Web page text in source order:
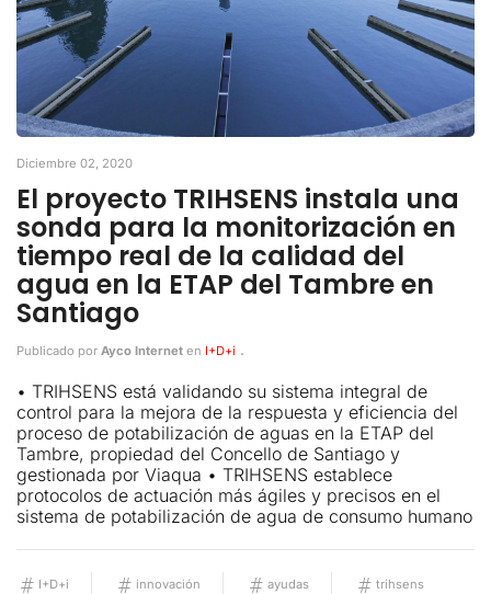
Diciembre 02, 2020
El proyecto TRIHSENS instala una
sonda para la monitorización en
tiempo real de la calidad del
agua en la ETAP del Tambre en
Santiago
Publicado por Ayco Internet en I+D+i .
• TRIHSENS está validando su sistema integral de
control para la mejora de la respuesta y eficiencia del
proceso de potabilización de aguas en la ETAP del
Tambre, propiedad del Concello de Santiago y
gestionada por Viaqua • TRIHSENS establece
protocolos de actuación más ágiles y precisos en el
sistema de potabilización de agua de consumo humano
I+D+i innovación ayudas trihsens